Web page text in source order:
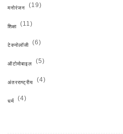
मनोरंजन (19)
शिक्षा (11)
टेक्नोलॉजी (6)
ऑटोमोबाइल (5)
अंतरराष्ट्रीय (4)
धर्म (4)